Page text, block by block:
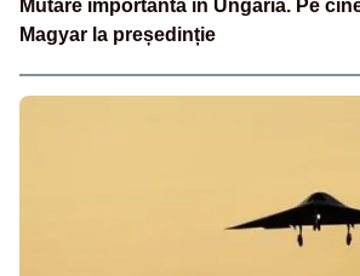
Mutare importantă în Ungaria. Pe
Magyar la președinție